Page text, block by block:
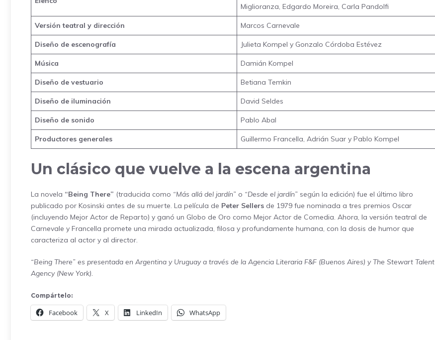
Miglioranza, Edgardo Moreira, Carla Pandolfi
Versión teatral y dirección Marcos Carnevale
Diseño de escenografía Julieta Kompel y Gonzalo Córdoba Estévez
Música Damián Kompel
Diseño de vestuario Betiana Temkin
Diseño de iluminación David Seldes
Diseño de sonido Pablo Abal
Productores generales Guillermo Francella, Adrián Suar y Pablo Kompel
Un clásico que vuelve a la escena argentina
La novela “Being There” (traducida como “Más allá del jardín” o “Desde el jardín” según la edición) fue el último libro
publicado por Kosinski antes de su muerte. La película de Peter Sellers de 1979 fue nominada a tres premios Oscar
(incluyendo Mejor Actor de Reparto) y ganó un Globo de Oro como Mejor Actor de Comedia. Ahora, la versión teatral de
Carnevale y Francella promete una mirada actualizada, filosa y profundamente humana, con la dosis de humor que
caracteriza al actor y al director.
“Being There” es presentada en Argentina y Uruguay a través de la Agencia Literaria F&F (Buenos Aires) y The Stewart Talent
Agency (New York).
Compártelo:
Facebook X LinkedIn WhatsApp